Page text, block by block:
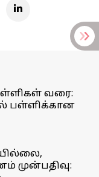
வரை:
பள்ளிக்கான
முன்பதிவு: